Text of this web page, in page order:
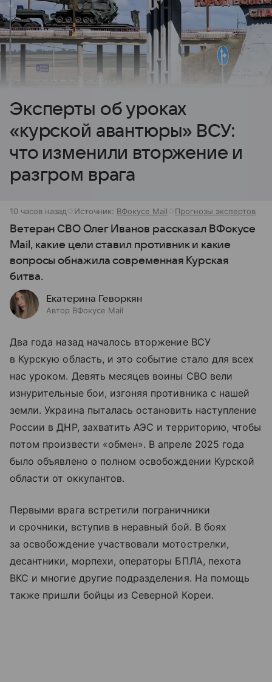
Эксперты об уроках
«курской авантюры» ВСУ:
что изменили вторжение и
разгром врага
10 часов назад Источник: ВФокусе Mail Прогнозы экспертов
Ветеран СВО Олег Иванов рассказал ВФокусе
Mail, какие цели ставил противник и какие
вопросы обнажила современная Курская
битва.
Екатерина Геворкян
Автор ВФокусе Mail
Два года назад началось вторжение ВСУ
в Курскую область, и это событие стало для всех
нас уроком. Девять месяцев воины СВО вели
изнурительные бои, изгоняя противника с нашей
земли. Украина пыталась остановить наступление
России в ДНР, захватить АЭС и территорию, чтобы
потом произвести «обмен». В апреле 2025 года
было объявлено о полном освобождении Курской
области от оккупантов.
Первыми врага встретили пограничники
и срочники, вступив в неравный бой. В боях
за освобождение участвовали мотострелки,
десантники, морпехи, операторы БПЛА, пехота
ВКС и многие другие подразделения. На помощь
также пришли бойцы из Северной Кореи.